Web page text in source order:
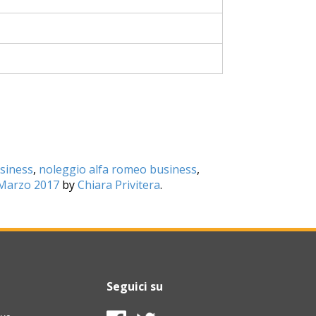
, noleggio alfa romeo business,
2017 byChiara Privitera.
Seguici su